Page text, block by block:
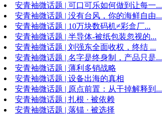
安青袖微话题 | 可口可乐如何做到让每一...
安青袖微话题 | 没有台风，你的海鲜自由...
安青袖微话题 | 10万块数码机≠彩盒厂...
安青袖微话题 | 半导体-被纸包装忽视的...
安青袖微话题 | 刘强东全面收权，终结 ...
安青袖微话题 | 名字是终身制，产品只是...
安青袖微话题 | 薄利多销战略
安青袖微话题 | 设备出海的真相
安青袖微话题 | 原点前置：从干掉解释到...
安青袖微话题 | 扎根 · 被依赖
安青袖微话题 | 落锚 · 被选择